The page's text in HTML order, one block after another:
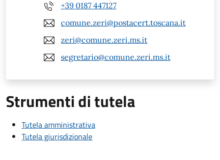
+39 0187 447127
comune.zeri@postacert.toscana.it
zeri@comune.zeri.ms.it
segretario@comune.zeri.ms.it
Strumenti di tutela
Tutela amministrativa
Tutela giurisdizionale